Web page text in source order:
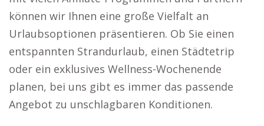
können wir Ihnen eine große Vielfalt an
Urlaubsoptionen präsentieren. Ob Sie einen
entspannten Strandurlaub, einen Städtetrip
oder ein exklusives Wellness-Wochenende
planen, bei uns gibt es immer das passende
Angebot zu unschlagbaren Konditionen.